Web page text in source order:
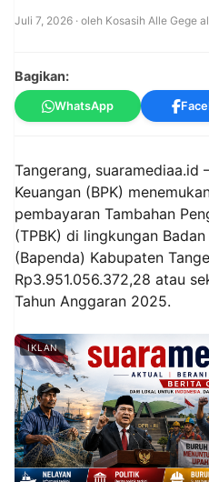
Juli 7, 2026 · oleh Kosasih Alle Gege
Bagikan:
WhatsApp
Tangerang, suaramediaa.id
Keuangan (BPK)
pembayaran Tambahan
(TPBK) di lingkungan
(Bapenda) Kabupaten
Rp3.951.056.372,28 atau
Tahun Anggaran 2025.
IKLAN